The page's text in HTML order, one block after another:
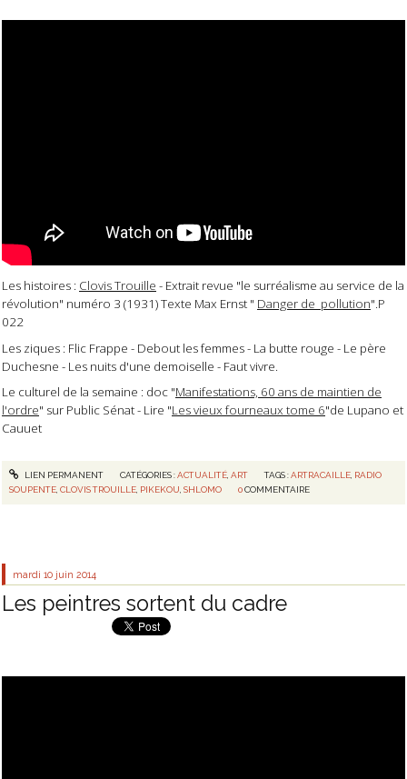
Les histoires : Clovis Trouille - Extrait revue "le surréalisme au service de la
révolution" numéro 3 (1931) Texte Max Ernst " Danger de pollution".P
022
Les ziques : Flic Frappe - Debout les femmes - La butte rouge - Le père
Duchesne - Les nuits d'une demoiselle - Faut vivre.
Le culturel de la semaine : doc "Manifestations, 60 ans de maintien de
l'ordre" sur Public Sénat - Lire "Les vieux fourneaux tome 6"de Lupano et
Cauuet
LIEN PERMANENT CATÉGORIES :ACTUALITÉ, ART TAGS :ARTRACAILLE RADIO
SOUPENTE ,CLOVIS TROUILLE PIKEKOU ,SHLOMO 0 COMMENTAIRE
mardi 10 juin 2014
Les peintres sortent du cadre